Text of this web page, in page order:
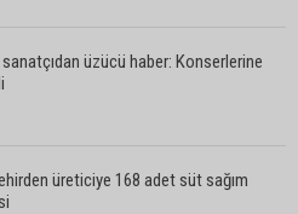
sanatçıdan üzücü haber: Konserlerine
üreticiye 168 adet süt sağım